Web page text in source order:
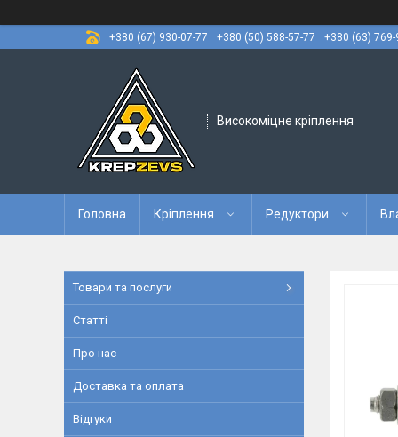
+380 (67) 930-07-77 +380 (50) 588-57-77 +380 (63) 769-
Високоміцне кріплення
Головна Кріплення Редуктори
Товари та послуги
Статті
Про нас
Доставка та оплата
Відгуки